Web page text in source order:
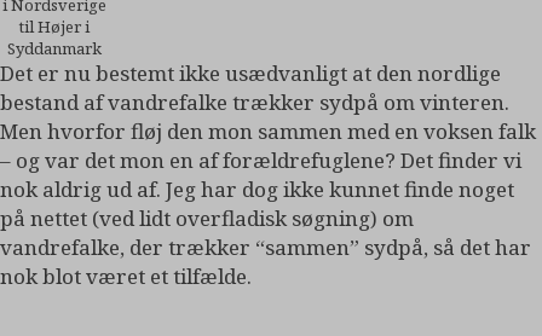
i Nordsverige
til Højer i
Syddanmark
Det er nu bestemt ikke usædvanligt at den nordlige
bestand af vandrefalke trækker sydpå om vinteren.
Men hvorfor fløj den mon sammen med en voksen falk
– og var det mon en af forældrefuglene? Det finder vi
nok aldrig ud af. Jeg har dog ikke kunnet finde noget
på nettet (ved lidt overfladisk søgning) om
vandrefalke, der trækker “sammen” sydpå, så det har
nok blot været et tilfælde.